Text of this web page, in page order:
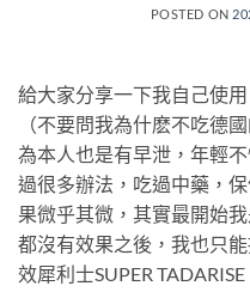
POSTED ON
給大家分享一下我自己使
（不要問我為什麽不吃德
為本人也是有早泄，年輕
過很多辦法，吃過中藥，
果微乎其微，其實最開始
都沒有效果之後，我也只
效犀利士SUPER